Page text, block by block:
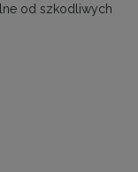
od szkodliwych